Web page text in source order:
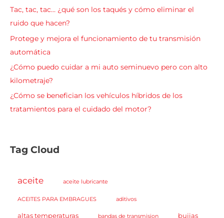
Tac, tac, tac… ¿qué son los taqués y cómo eliminar el
ruido que hacen?
Protege y mejora el funcionamiento de tu transmisión
automática
¿Cómo puedo cuidar a mi auto seminuevo pero con alto
kilometraje?
¿Cómo se benefician los vehículos híbridos de los
tratamientos para el cuidado del motor?
Tag Cloud
aceite aceite lubricante
ACEITES PARA EMBRAGUES aditivos
altas temperaturas bandas de transmision bujias